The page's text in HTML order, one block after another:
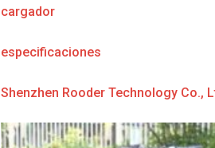
cargador
especificaciones
Shenzhen Rooder Technology Co.,